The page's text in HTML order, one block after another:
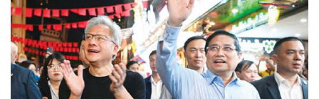
theo đuổi.